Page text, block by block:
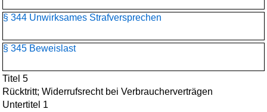
§ 344 Unwirksames Strafversprechen
§ 345 Beweislast
Titel 5
Rücktritt; Widerrufsrecht bei Verbraucherverträgen
Untertitel 1